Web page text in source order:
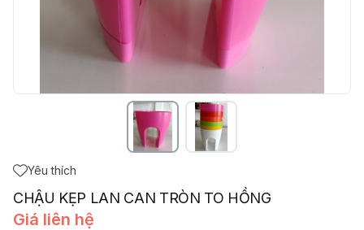
Yêu thích
CHẬU KẸP LAN CAN TRÒN TO HỒNG
Giá liên hệ